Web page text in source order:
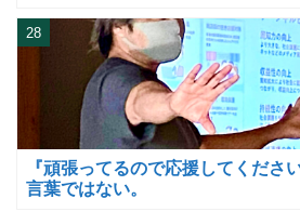
『頑張ってるので応援してくださ
言葉ではない。
28